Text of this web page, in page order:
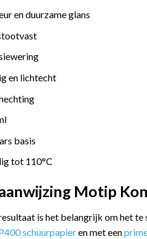
en duurzame glans
en lichtecht
basis
tot 110°C
Motip
is het belangrijk om het
schuurpapieren met een